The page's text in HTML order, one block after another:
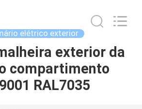
elétrico exterior
exterior da
compartimento
RAL7035